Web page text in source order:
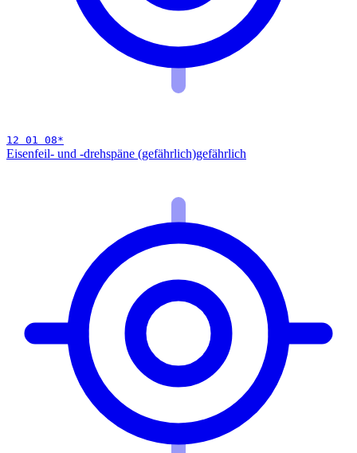
12 01 08*
Eisenfeil- und -drehspäne (gefährlich)gefährlich